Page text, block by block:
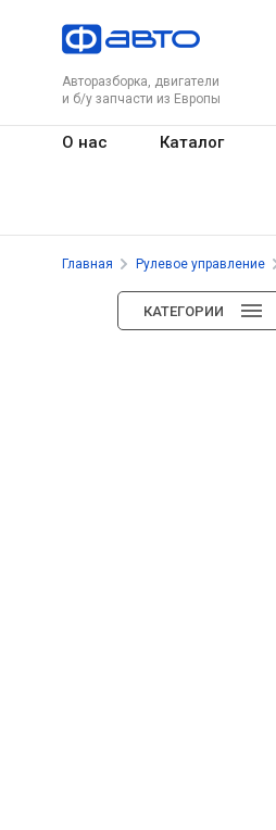
Авторазборка, двигатели
и б/у запчасти из Европы
О нас Каталог
Главная Рулевое управление
КАТЕГОРИИ